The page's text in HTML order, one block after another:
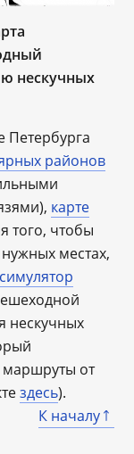
нескучных
Петербурга
районов
карте
того, чтобы
местах,
нескучных
маршруты от
здесь).
К началу